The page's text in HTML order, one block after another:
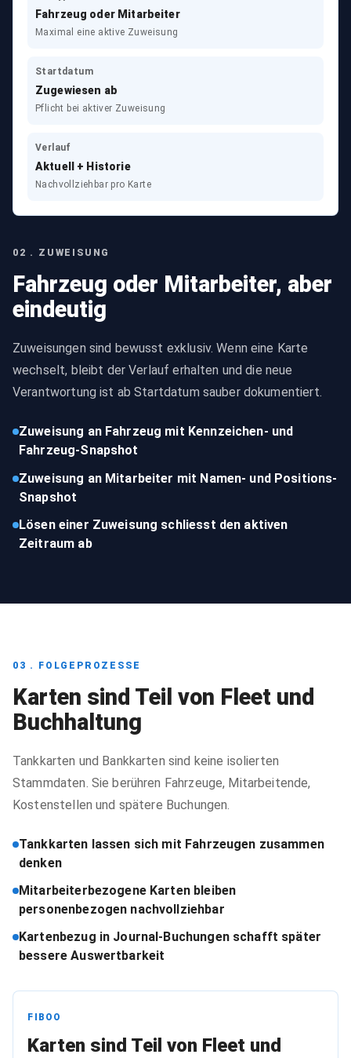
02 . ZUWEISUNG
Fahrzeug oder Mitarbeiter, aber
eindeutig
Zuweisungen sind bewusst exklusiv. Wenn eine Karte
wechselt, bleibt der Verlauf erhalten und die neue
Verantwortung ist ab Startdatum sauber dokumentiert.
Zuweisung an Fahrzeug mit Kennzeichen- und
Fahrzeug-Snapshot
Zuweisung an Mitarbeiter mit Namen- und Positions-
Snapshot
Lösen einer Zuweisung schliesst den aktiven
Zeitraum ab
Fahrzeug oder Mitarbeiter
Maximal eine aktive Zuweisung
Startdatum
Zugewiesen ab
Pflicht bei aktiver Zuweisung
Verlauf
Aktuell + Historie
Nachvollziehbar pro Karte
03 . FOLGEPROZESSE
Karten sind Teil von Fleet und
Buchhaltung
Tankkarten und Bankkarten sind keine isolierten
Stammdaten. Sie berühren Fahrzeuge, Mitarbeitende,
Kostenstellen und spätere Buchungen.
Tankkarten lassen sich mit Fahrzeugen zusammen
denken
Mitarbeiterbezogene Karten bleiben
personenbezogen nachvollziehbar
Kartenbezug in Journal-Buchungen schafft später
bessere Auswertbarkeit
FIBOO
Karten sind Teil von Fleet und